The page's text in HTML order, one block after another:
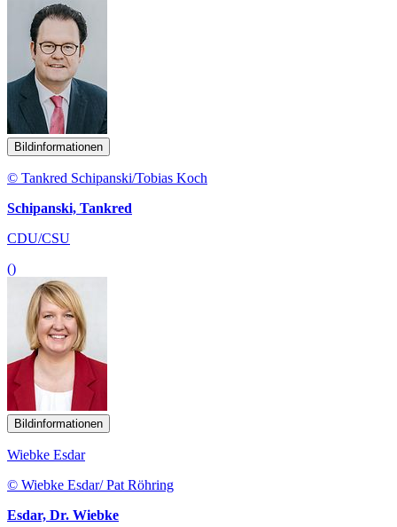
Bildinformationen
© Tankred Schipanski/Tobias Koch
Schipanski, Tankred
CDU/CSU
()
Bildinformationen
Wiebke Esdar
© Wiebke Esdar/ Pat Röhring
Esdar, Dr. Wiebke